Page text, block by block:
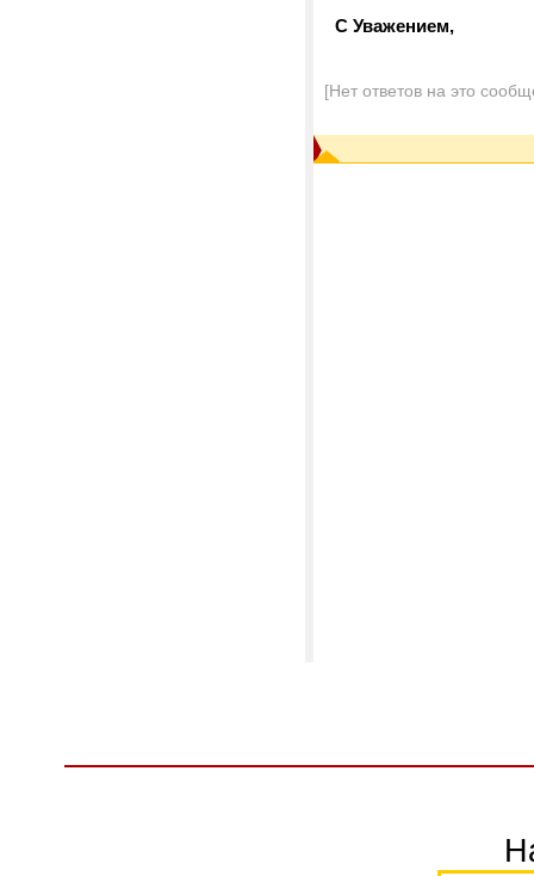
С Уважением,
[Нет ответов на это